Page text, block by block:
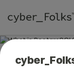
What is